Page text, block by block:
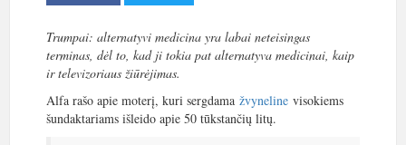
Trumpai: alternatyvi medicina yra labai neteisingas
terminas, dėl to, kad ji tokia pat alternatyva medicinai, kaip
ir televizoriaus žiūrėjimas.
Alfa rašo apie moterį, kuri sergdama žvyneline visokiems
šundaktariams išleido apie 50 tūkstančių litų.